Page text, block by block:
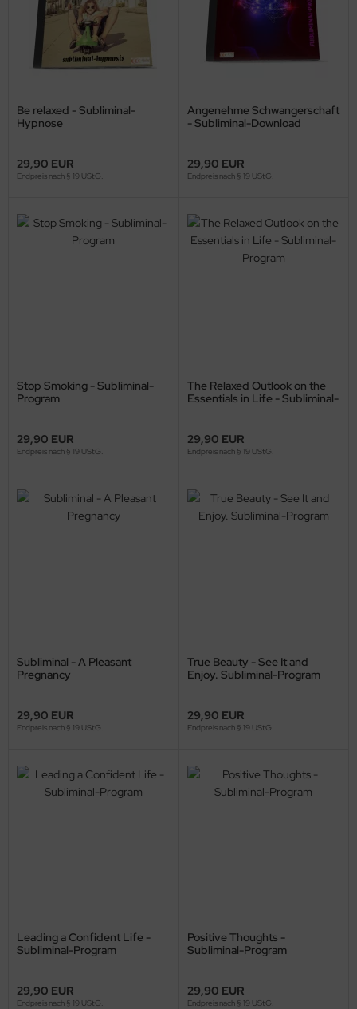
Be relaxed - Subliminal-
Hypnose
29,90 EUR
Endpreis nach § 19 UStG.
Angenehme Schwangerschaft
- Subliminal-Download
29,90 EUR
Endpreis nach § 19 UStG.
Stop Smoking - Subliminal-
Program
29,90 EUR
Endpreis nach § 19 UStG.
The Relaxed Outlook on the
Essentials in Life - Subliminal-
29,90 EUR
Endpreis nach § 19 UStG.
Subliminal - A Pleasant
Pregnancy
29,90 EUR
Endpreis nach § 19 UStG.
True Beauty - See It and
Enjoy. Subliminal-Program
29,90 EUR
Endpreis nach § 19 UStG.
Leading a Confident Life -
Subliminal-Program
29,90 EUR
Endpreis nach § 19 UStG.
Positive Thoughts -
Subliminal-Program
29,90 EUR
Endpreis nach § 19 UStG.